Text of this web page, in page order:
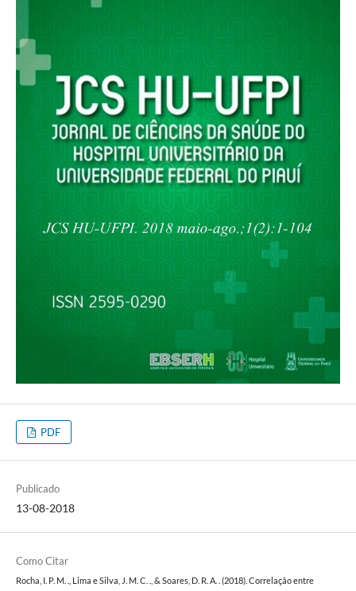
PDF
Publicado
13-08-2018
Como Citar
Rocha, I. P. M. ., Lima e Silva, J. M. C. ., & Soares, D. R. A. . (2018). Correlação entre